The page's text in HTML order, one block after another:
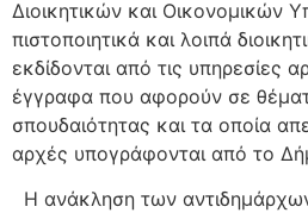
Διοικητικών και Οικονομικών
πιστοποιητικά και λοιπά
εκδίδονται από τις υπηρεσίες
έγγραφα που αφορούν σε
σπουδαιότητας και τα οποία
αρχές υπογράφονται από το
Η ανάκληση των